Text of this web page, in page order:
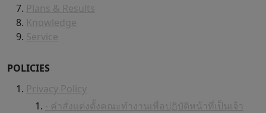
Plans & Results
Knowledge
Service
POLICIES
Privacy Policy
- คำสั่งแต่งตั้งคณะทำงานเพื่อปฏิบัติหน้าที่เป็นเจ้า